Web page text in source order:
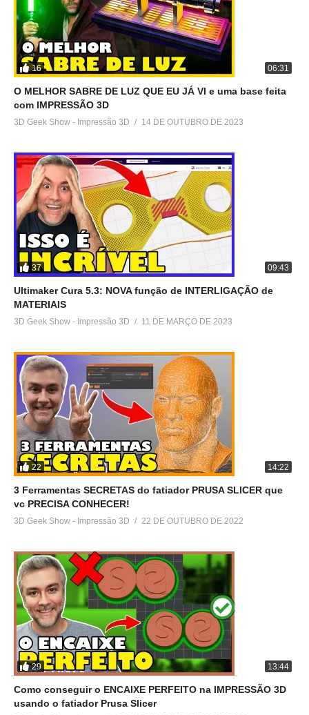
2 de abril de 2022
Em "Dicas"
22 de abril de 2023
Em "Idéias p/ ganhar
dinheiro"
Como GANHAR DINHEIRO
com IMPRESSORA 3D em
2020 | Ender 3
16 06:31
O MELHOR SABRE DE LUZ QUE EU JÁ VI e uma base feita
com IMPRESSÃO 3D
3D Geek Show - Impressão 3D 14 DE OUTUBRO DE 2023
37 09:43
Ultimaker Cura 5.3: NOVA função de INTERLIGAÇÃO de
MATERIAIS
3D Geek Show - Impressão 3D 11 DE MARÇO DE 2023
22 14:22
3 Ferramentas SECRETAS do fatiador PRUSA SLICER que
vc PRECISA CONHECER!
3D Geek Show - Impressão 3D 22 DE OUTUBRO DE 2022
29 13:44
Como conseguir o ENCAIXE PERFEITO na IMPRESSÃO 3D
usando o fatiador Prusa Slicer